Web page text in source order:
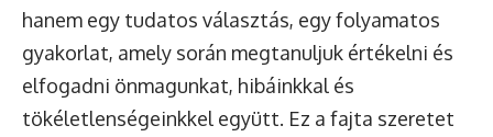
hanem egy tudatos választás, egy folyamatos
gyakorlat, amely során megtanuljuk értékelni és
elfogadni önmagunkat, hibáinkkal és
tökéletlenségeinkkel együtt. Ez a fajta szeretet